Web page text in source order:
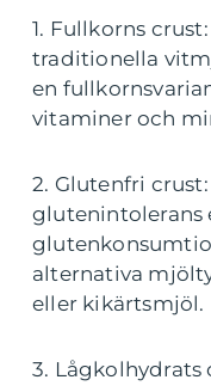
1. Fullkorns
traditionella
en
vitaminer och
2. Glutenfri
glutenintolerans
alternativa
eller kikärtsmjöl.
3. Lågkolhydrats